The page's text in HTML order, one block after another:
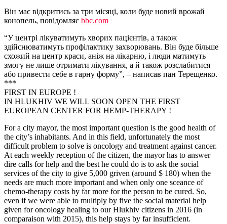
Він має відкритись за три місяці, коли буде новий врожай
конопель, повідомляє bbc.com
“У центрі лікуватимуть хворих пацієнтів, а також
здійснюватимуть профілактику захворювань. Він буде більше
схожий на центр краси, аніж на лікарню, і люди матимуть
змогу не лише отримати лікування, а й також розслабитися
або привести себе в гарну форму”, – написав пан Терещенко.
***
FIRST IN EUROPE !
IN HLUKHIV WE WILL SOON OPEN THE FIRST
EUROPEAN CENTER FOR HEMP-THERAPY !
For a city mayor, the most important question is the good health of
the city’s inhabitants. And in this field, unfortunately the most
difficult problem to solve is oncology and treatment against cancer.
At each weekly reception of the citizen, the mayor has to answer
dire calls for help and the best he could do is to ask the social
services of the city to give 5,000 griven (around $ 180) when the
needs are much more important and when only one sceance of
chemo-therapy costs by far more for the person to be cured. So,
even if we were able to multiply by five the social material help
given for oncology healing to our Hlukhiv citizens in 2016 (in
comparaison with 2015), this help stays by far insufficient.